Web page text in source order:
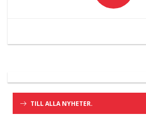
TILL ALLA NYHETER.